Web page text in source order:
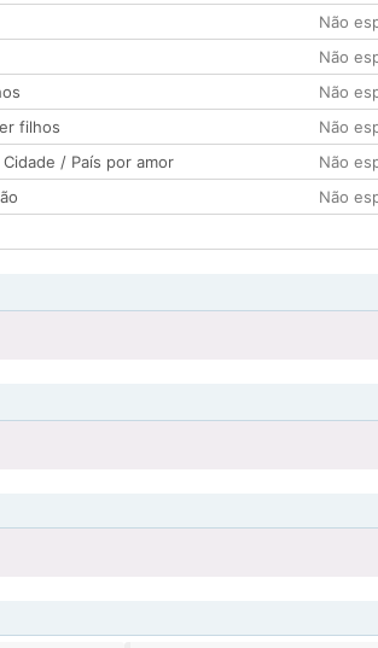
Não
Não
Não
filhos
Não
/ País por amor
Não
Não